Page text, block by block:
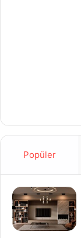
Popüler